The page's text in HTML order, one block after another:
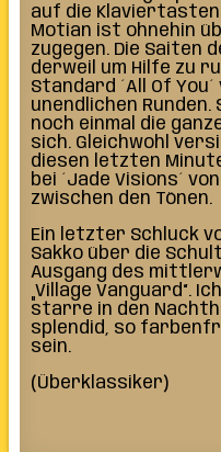
auf die Klaviertasten.
Motian ist ohnehin
zugegen. Die Saiten
derweil um Hilfe zu
Standard ´All Of
unendlichen
noch einmal die
sich. Gleichwohl
diesen letzten
bei ´Jade Visions´
zwischen den Tönen.
Ein letzter Schluck
Sakko über die
Ausgang des
„Village Vanguard“.
starre in den
splendid, so
sein.
(Überklassiker)